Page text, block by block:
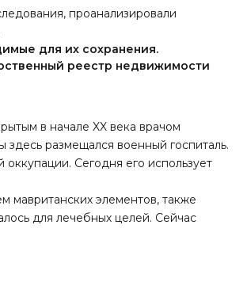
проанализировали
для их сохранения.
реестр недвижимости
в начале XX века врачом
размещался военный госпиталь.
Сегодня его использует
мавританских элементов, также
для лечебных целей. Сейчас